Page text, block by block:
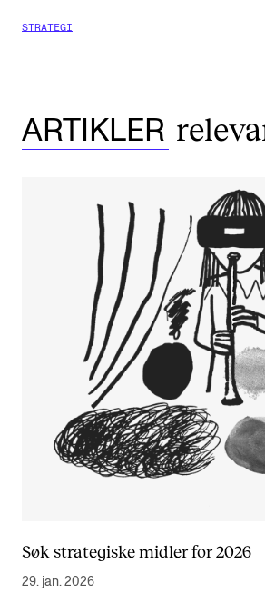
STRATEGI
ARTIKLER
Søk strategiske midler for 2026
29. jan. 2026